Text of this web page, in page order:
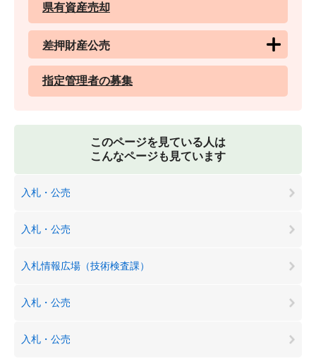
県有資産売却
差押財産公売
指定管理者の募集
このページを見ている人は
こんなページも見ています
入札・公売
入札・公売
入札情報広場（技術検査課）
入札・公売
入札・公売